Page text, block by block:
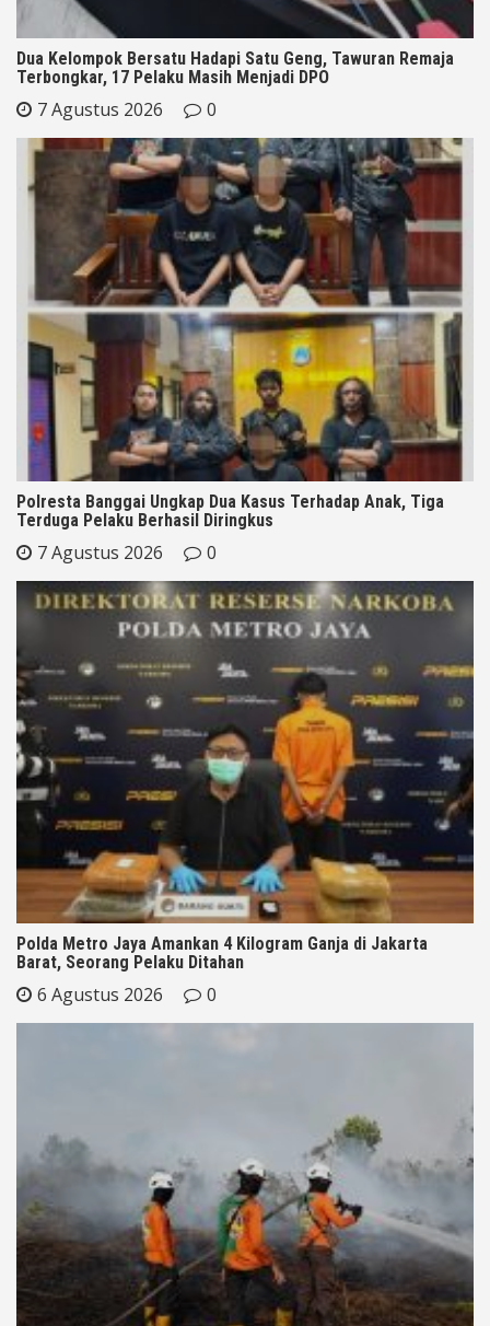
Dua Kelompok Bersatu Hadapi Satu Geng, Tawuran Remaja
Terbongkar, 17 Pelaku Masih Menjadi DPO
7 Agustus 2026 0
Polresta Banggai Ungkap Dua Kasus Terhadap Anak, Tiga
Terduga Pelaku Berhasil Diringkus
7 Agustus 2026 0
Polda Metro Jaya Amankan 4 Kilogram Ganja di Jakarta
Barat, Seorang Pelaku Ditahan
6 Agustus 2026 0